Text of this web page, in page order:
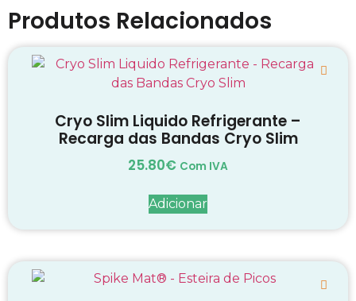
Produtos Relacionados
Cryo Slim Liquido Refrigerante –
Recarga das Bandas Cryo Slim
25.80€ Com IVA
Adicionar